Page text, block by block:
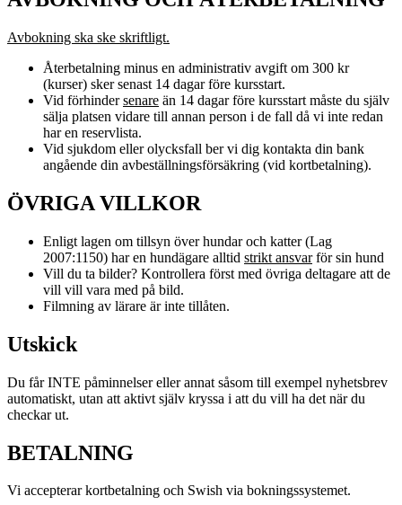
Avbokning ska ske skriftligt.
Återbetalning minus en administrativ avgift om 300 kr
(kurser) sker senast 14 dagar före kursstart.
Vid förhindersenare än 14 dagar före kursstart måste du själv
sälja platsen vidare till annan person i de fall då vi inte redan
har en reservlista.
Vid sjukdom eller olycksfall ber vi dig kontakta din bank
angående din avbeställningsförsäkring (vid kortbetalning).
ÖVRIGA VILLKOR
Enligt lagen om tillsyn över hundar och katter (Lag
2007:1150) har en hundägare alltid strikt ansvarför sin hund
Vill du ta bilder? Kontrollera först med övriga deltagare att de
vill vill vara med på bild.
Filmning av lärare är inte tillåten.
Utskick
Du får INTE påminnelser eller annat såsom till exempel nyhetsbrev
automatiskt, utan att aktivt själv kryssa i att du vill ha det när du
checkar ut.
BETALNING
Vi accepterar kortbetalning och Swish via bokningssystemet.